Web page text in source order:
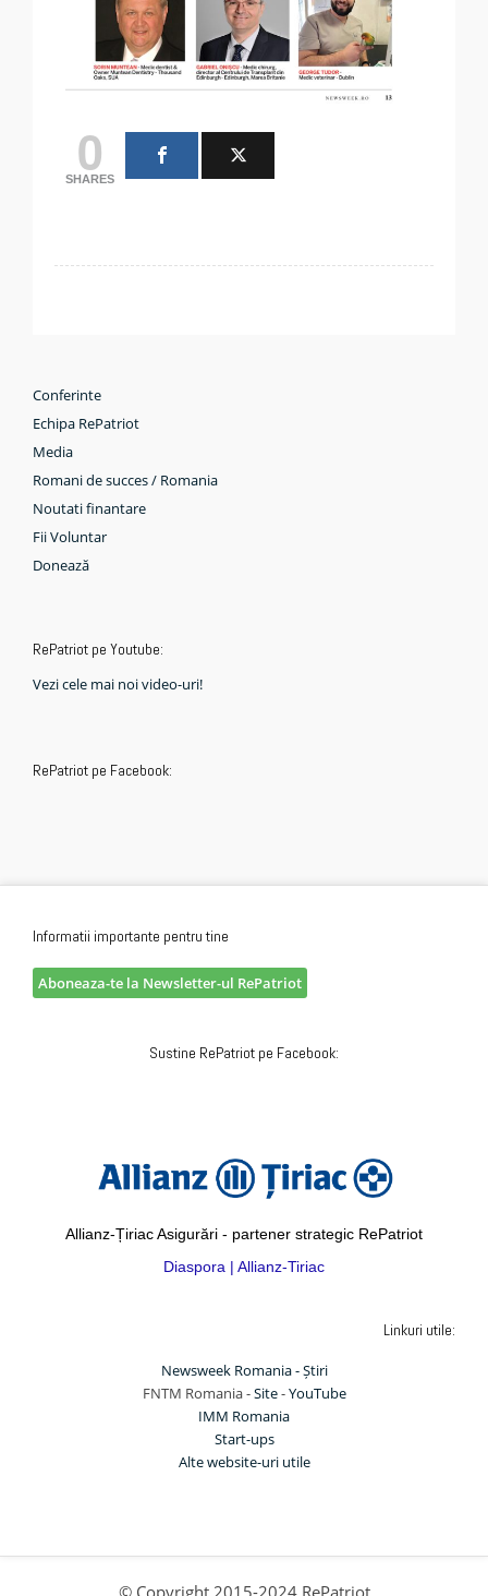
0
SHARES
Conferinte
Echipa RePatriot
Media
Romani de succes / Romania
Noutati finantare
Fii Voluntar
Donează
RePatriot pe Youtube:
Vezi cele mai noi video-uri!
RePatriot pe Facebook:
Informatii importante pentru tine
Aboneaza-te la Newsletter-ul RePatriot
Sustine RePatriot pe Facebook:
Allianz-Țiriac Asigurări - partener strategic RePatriot
Diaspora | Allianz-Tiriac
Linkuri utile:
Newsweek Romania - Știri
FNTM Romania -Site-YouTube
IMM Romania
Start-ups
Alte website-uri utile
© Copyright 2015-2024 RePatriot